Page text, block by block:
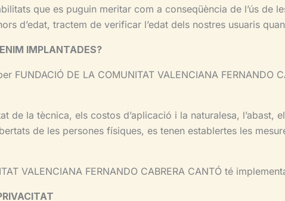
que es puguin meritar com a conseqüència de l’ús
d’edat, tractem de verificar l’edat dels nostres usuaris
IMPLANTADES?
FUNDACIÓ DE LA COMUNITAT VALENCIANA
de la tècnica, els costos d’aplicació i la naturalesa,
de les persones físiques, es tenen establertes les
VALENCIANA FERNANDO CABRERA CANTÓ té